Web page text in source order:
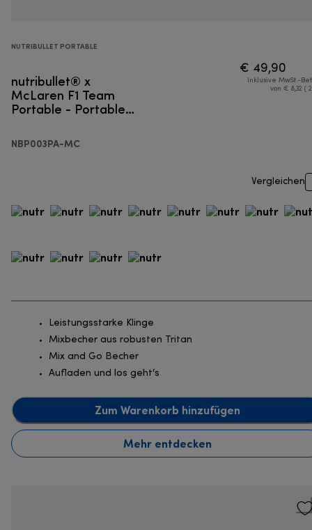
NUTRIBULLET PORTABLE
nutribullet® x
McLaren F1 Team
Portable - Portable
NBP003PA-MC
€ 49,90
Inklusive MwSt.-
von € 8,32 (
Vergleichen
Leistungsstarke Klinge
Mixbecher aus robusten Tritan
Mix and Go Becher
Aufladen und los geht‘s
Zum Warenkorb hinzufügen
Mehr entdecken